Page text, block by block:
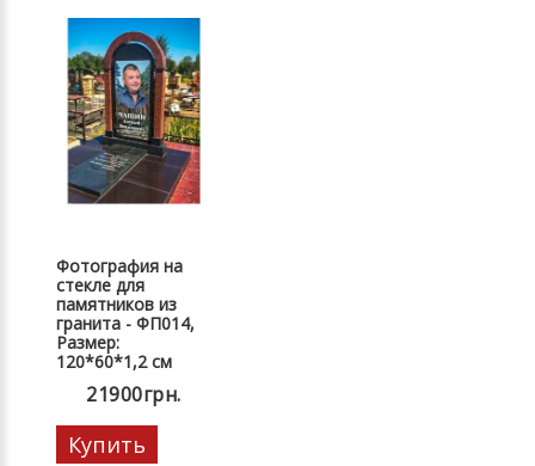
Фотография на
стекле для
памятников из
гранита - ФП014,
Размер:
120*60*1,2 см
21900грн.
Купить